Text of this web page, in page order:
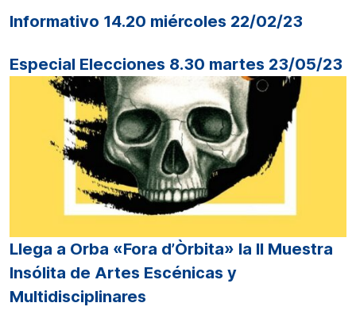
Informativo 14.20 miércoles 22/02/23
Especial Elecciones 8.30 martes 23/05/23
Llega a Orba «Fora d’Òrbita» la II Muestra
Insólita de Artes Escénicas y
Multidisciplinares